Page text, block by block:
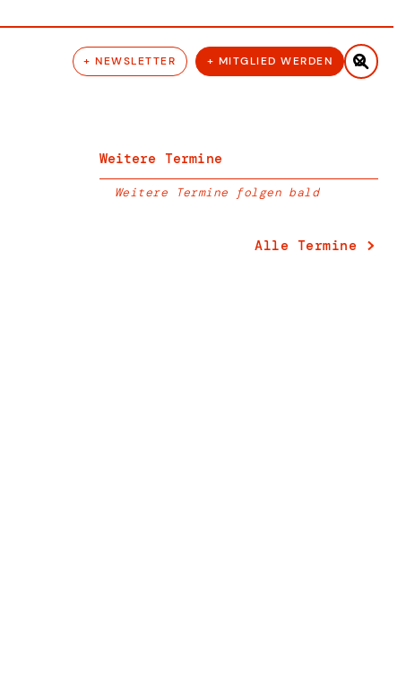
+ NEWSLETTER + MITGLIED WERDEN 
Weitere Termine
Weitere Termine folgen bald
Alle Termine